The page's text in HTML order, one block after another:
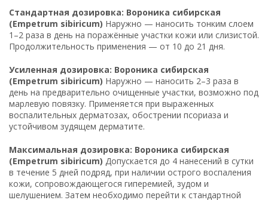
Стандартная дозировка: Вороника сибирская
(Empetrum sibiricum) Наружно — наносить тонким слоем
1–2 раза в день на поражённые участки кожи или слизистой.
Продолжительность применения — от 10 до 21 дня.
Усиленная дозировка: Вороника сибирская
(Empetrum sibiricum) Наружно — наносить 2–3 раза в
день на предварительно очищенные участки, возможно под
марлевую повязку. Применяется при выраженных
воспалительных дерматозах, обострении псориаза и
устойчивом зудящем дерматите.
Максимальная дозировка: Вороника сибирская
(Empetrum sibiricum) Допускается до 4 нанесений в сутки
в течение 5 дней подряд, при наличии острого воспаления
кожи, сопровождающегося гиперемией, зудом и
шелушением. Затем необходимо перейти к стандартной